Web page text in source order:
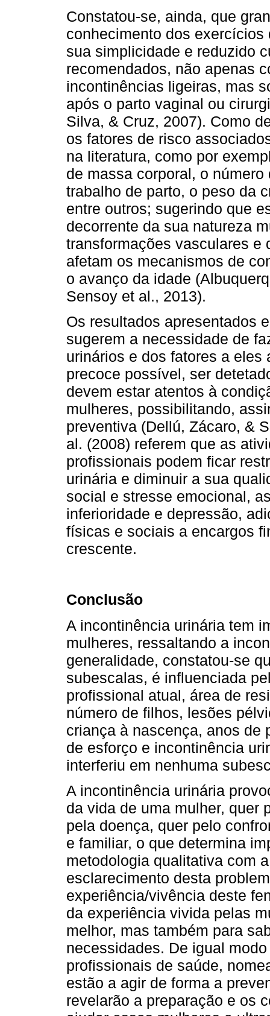
Constatou-se, ainda, que
conhecimento dos
sua simplicidade e reduzido
recomendados, não apenas
incontinências ligeiras, mas
após o parto vaginal ou
Silva, & Cruz, 2007). Como
os fatores de risco
na literatura, como por
de massa corporal, o
trabalho de parto, o peso da
entre outros; sugerindo que
decorrente da sua natureza
transformações vasculares e
afetam os mecanismos de
o avanço da idade
Sensoy et al., 2013).
Os resultados apresentados
sugerem a necessidade de
urinários e dos fatores a
precoce possível, ser
devem estar atentos à
mulheres, possibilitando,
preventiva (Dellú, Zácaro, &
al. (2008) referem que as
profissionais podem ficar
urinária e diminuir a sua
social e stresse emocional,
inferioridade e depressão,
físicas e sociais a encargos
crescente.
Conclusão
A incontinência urinária tem
mulheres, ressaltando a
generalidade, constatou-se
subescalas, é influenciada
profissional atual, área de
número de filhos, lesões
criança à nascença, anos de
de esforço e incontinência
interferiu em nenhuma
A incontinência urinária
da vida de uma mulher, quer
pela doença, quer pelo
e familiar, o que determina
metodologia qualitativa com
esclarecimento desta
experiência/vivência deste
da experiência vivida pelas
melhor, mas também para
necessidades. De igual
profissionais de saúde,
estão a agir de forma a
revelarão a preparação e os